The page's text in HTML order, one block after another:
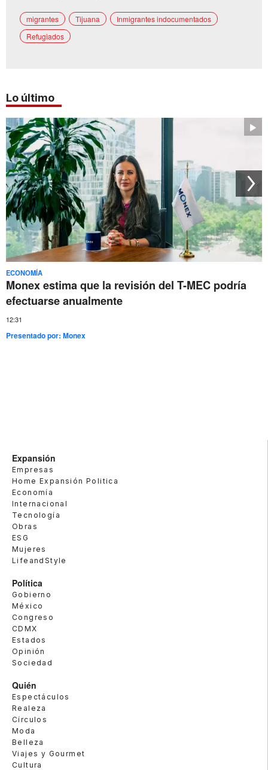
migrantes Tijuana
Inmigrantes indocumentados
Refugiados
Lo último
ECONOMÍA
Monex estima que la revisión del T-MEC podría
efectuarse anualmente
12:31
Presentado por:Monex
Expansión
Empresas
Home Expansión Politica
Economía
Internacional
Tecnología
Obras
ESG
Mujeres
LifeandStyle
Política
Gobierno
México
Congreso
CDMX
Estados
Opinión
Sociedad
Quién
Espectáculos
Realeza
Círculos
Moda
Belleza
Viajes y Gourmet
Cultura